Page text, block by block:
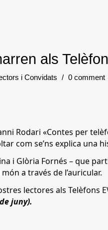
als
i Convidats / 0 comment
Rodari «Contes per
com se’ns explica una
i Glòria Fornés – que
a través de l’auricular.
lectores als Telèfons
juny).